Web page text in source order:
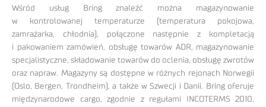
Wśród usług Bring znaleźć można magazynowanie
w kontrolowanej temperaturze (temperatura pokojowa,
zamrażarka, chłodnia), połączone następnie z kompletacją
i pakowaniem zamówień, obsługę towarów ADR, magazynowanie
specjalistyczne, składowanie towarów do oclenia, obsługę zwrotów
oraz napraw. Magazyny są dostępne w różnych rejonach Norwegii
(Oslo, Bergen, Trondheim), a także w Szwecji i Danii. Bring oferuje
międzynarodowe cargo, zgodnie z regułami INCOTERMS 2010,